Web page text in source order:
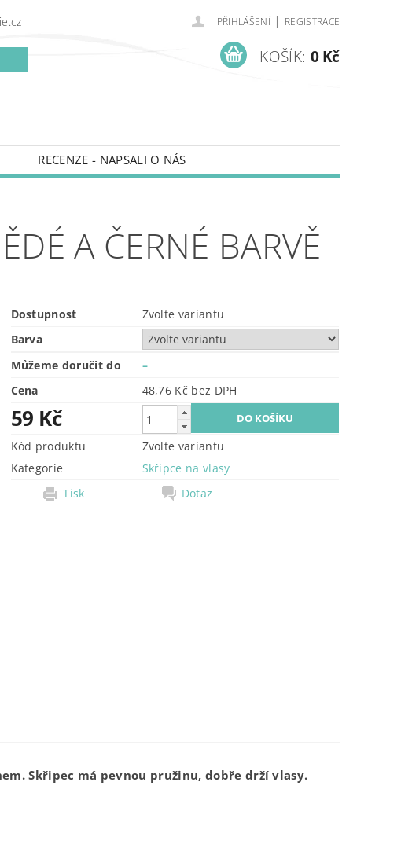
PŘIHLÁŠENÍ | REGISTRACE
KOŠÍK: 0 Kč
RECENZE - NAPSALI O NÁS
A ČERNÉ BARVĚ
Dostupnost
Zvolte variantu
Barva
Můžeme doručit do
–
Cena
48,76 Kč bez DPH
59 Kč
Kód produktu
Zvolte variantu
Kategorie
Skřipce na vlasy
Tisk
Dotaz
Skřipec má pevnou pružinu, dobře drží vlasy.